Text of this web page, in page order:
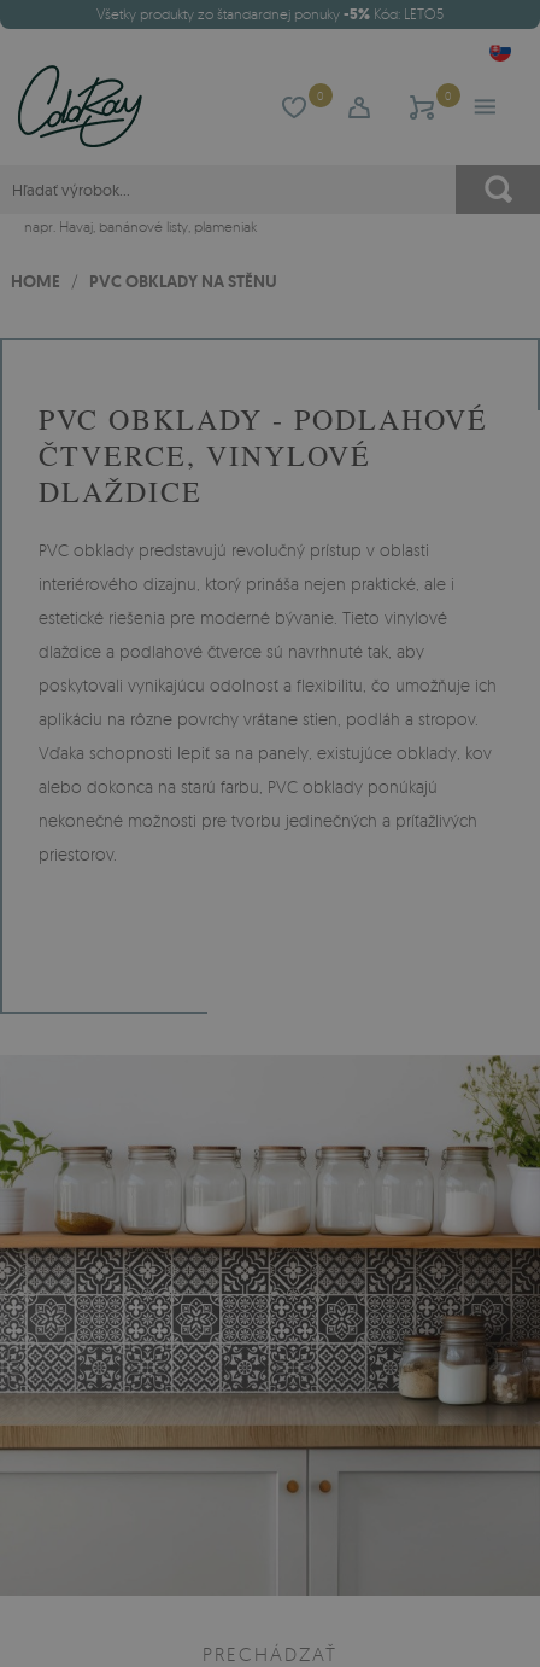
Všetky produkty zo štandardnej ponuky -5% Kód: LETO5
0 0
napr. Havaj, banánové listy, plameniak
HOME / PVC OBKLADY NA STĚNU
PVC OBKLADY - PODLAHOVÉ
ČTVERCE, VINYLOVÉ
DLAŽDICE
PVC obklady predstavujú revolučný prístup v oblasti
interiérového dizajnu, ktorý prináša nejen praktické, ale i
estetické riešenia pre moderné bývanie. Tieto vinylové
dlaždice a podlahové čtverce sú navrhnuté tak, aby
poskytovali vynikajúcu odolnosť a flexibilitu, čo umožňuje ich
aplikáciu na rôzne povrchy vrátane stien, podláh a stropov.
Vďaka schopnosti lepiť sa na panely, existujúce obklady, kov
alebo dokonca na starú farbu, PVC obklady ponúkajú
nekonečné možnosti pre tvorbu jedinečných a príťažlivých
priestorov.
PRECHÁDZAŤ